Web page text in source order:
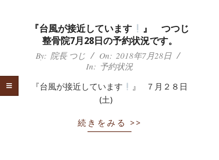
痛
は
『台風が接近しています
』 つつじ
整骨院7月28日の予約状況です。
2018-
By: 院長 つじ On: 2018年7月28日
In: 予約状況
『台風が接近しています
』 ７月２８日
(土)
続きをみる >>